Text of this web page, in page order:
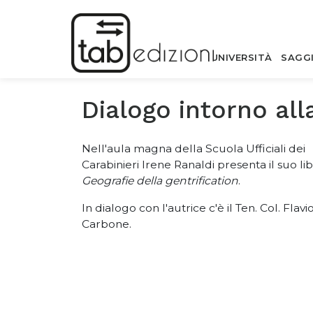
UNIVERSITÀ
Dialogo intorno
Nell'aula magna della Scuola Ufficiali dei
Carabinieri Irene Ranaldi presenta il suo
Geografie della gentrification.
In dialogo con l'autrice c'è il Ten. Col.
Carbone.